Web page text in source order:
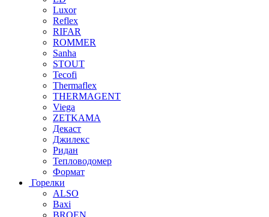
Luxor
Reflex
RIFAR
ROMMER
Sanha
STOUT
Tecofi
Thermaflex
THERMAGENT
Viega
ZETKAMA
Декаст
Джилекс
Ридан
Тепловодомер
Формат
Горелки
ALSO
Baxi
BROEN